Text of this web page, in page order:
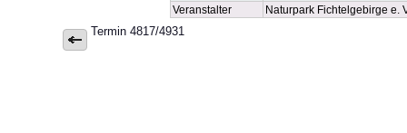
Veranstalter
Naturpark Fichtelgebirge e.
Termin 4817/4931